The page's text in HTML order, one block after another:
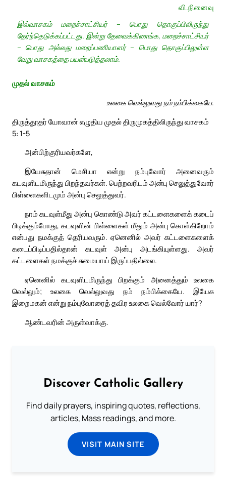
வி.நினைவு
இவ்வாசகம் மறைச்சாட்சியர் – பொது தொகுப்பிலிருந்து
தேர்ந்தெடுக்கப்பட்டது. இன்று தேவைக்கிணங்க, மறைச்சாட்சியர்
– பொது அல்லது மறைப்பணியாளர் – பொது தொகுப்பிலுள்ள
வேறு வாசகத்தை பயன்படுத்தலாம்.
முதல் வாசகம்
உலகை வெல்லுவது நம் நம்பிக்கையே.
திருத்தூதர் யோவான் எழுதிய முதல் திருமுகத்திலிருந்து வாசகம்
5: 1-5
அன்பிற்குரியவர்களே,
இயேசுதான் மெசியா என்று நம்புவோர் அனைவரும்
கடவுளிடமிருந்து பிறந்தவர்கள். பெற்றவரிடம் அன்பு செலுத்துவோர்
பிள்ளைகளிடமும் அன்பு செலுத்துவர்.
நாம் கடவுள்மீது அன்பு கொண்டு அவர் கட்டளைகளைக் கடைப்
பிடிக்கும்போது, கடவுளின் பிள்ளைகள் மீதும் அன்பு கொள்கிறோம்
என்பது நமக்குத் தெரியவரும். ஏனெனில் அவர் கட்டளைகளைக்
கடைப்பிடிப்பதில்தான் கடவுள் அன்பு அடங்கியுள்ளது. அவர்
கட்டளைகள் நமக்குச் சுமையாய் இருப்பதில்லை.
ஏனெனில் கடவுளிடமிருந்து பிறக்கும் அனைத்தும் உலகை
வெல்லும்; உலகை வெல்லுவது நம் நம்பிக்கையே. இயேசு
இறைமகன் என்று நம்புவோரைத் தவிர உலகை வெல்வோர் யார்?
ஆண்டவரின் அருள்வாக்கு.
Discover Catholic Gallery
Find daily prayers, inspiring quotes, reflections,
articles, Mass readings, and more.
VISIT MAIN SITE